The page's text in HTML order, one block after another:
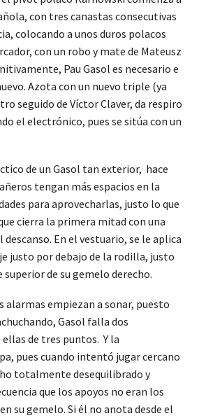
con tres canastas consecutivas
colocando a unos duros polacos
con un robo y mate de Mateusz
Pau Gasol es necesario e
Azota con un nuevo triple (ya
seguido de Víctor Claver, da respiro
el electrónico, pues se sitúa con un
de un Gasol tan exterior, hace
tengan más espacios en la
para aprovecharlas, justo lo que
cierra la primera mitad con una
descanso. En el vestuario, se le aplica
justo por debajo de la rodilla, justo
de su gemelo derecho.
alarmas empiezan a sonar, puesto
Gasol falla dos
ellas de tres puntos. Y la
pues cuando intentó jugar cercano
totalmente desequilibrado y
que los apoyos no eran los
su gemelo. Si él no anota desde el